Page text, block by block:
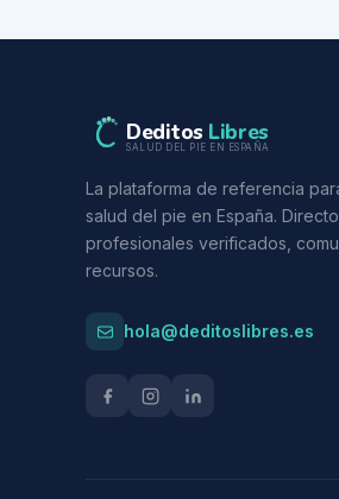
Deditos Libres
SALUD DEL PIE EN ESPAÑA
La plataforma de referencia
salud del pie en España.
profesionales verificados,
recursos.
hola@deditoslibres.es